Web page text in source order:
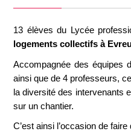
13 élèves du Lycée
logements collectifs à
Accompagnée des équipes
ainsi que de 4 professeurs,
la diversité des intervenants
sur un chantier.
C’est ainsi l’occasion de